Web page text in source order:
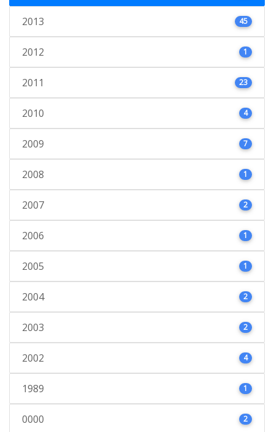
2013 45
2012 1
2011 23
2010 4
2009 7
2008 1
2007 2
2006 1
2005 1
2004 2
2003 2
2002 4
1989 1
0000 2